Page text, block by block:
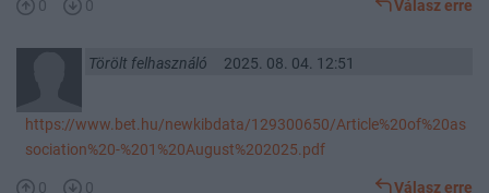
0 0 Válasz erre
Törölt felhasználó 2025. 08. 04. 12:51
https://www.bet.hu/newkibdata/129300650/Article%20of%20as
sociation%20-%201%20August%202025.pdf
0 0 Válasz erre